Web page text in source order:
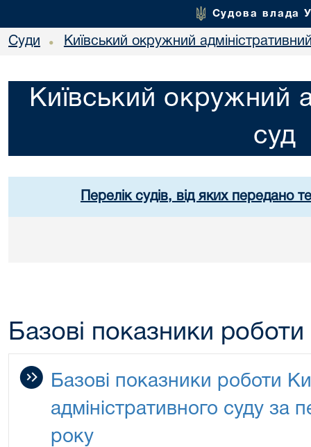
Судова влада
Суди • Київський окружний
Київський окружний
суд
Перелік судів, від яких передано
Базові показники роботи
Базові показники роботи
адміністративного суду за
року